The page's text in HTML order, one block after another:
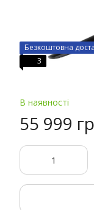
Безкоштовна
3
В наявності
55 999